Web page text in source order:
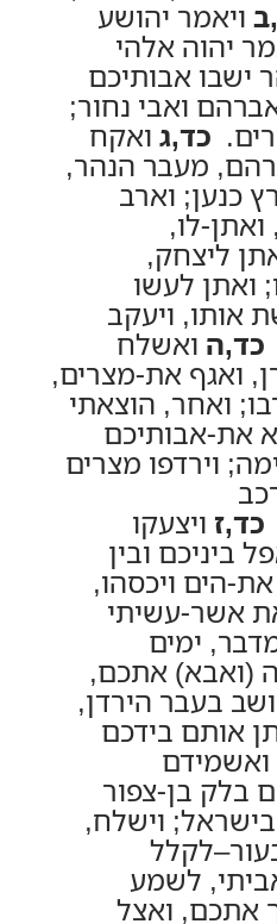
ויאמר יהושע
יהוה אלהי
ישבו אבותיכם
ואבי נחור;
כד,ג ואקח
מעבר הנהר,
כנען; וארב
לו,
ליצחק,
ואתן לעשו
אותו, ויעקב
כד,ה ואשלח
ואגף את-מצרים,
ואחר, הוצאתי
את-אבותיכם
וירדפו מצרים
כד,ז ויצעקו
ביניכם ובין
הים ויכסהו,
אשר-עשיתי
ימים
(ואבא) אתכם,
בעבר הירדן,
אותם בידכם
בלק בן-צפור
וישלח,
לשמע
אתכם, ואצל